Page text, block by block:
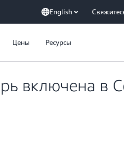
English
Цены Ресурсы
включена в